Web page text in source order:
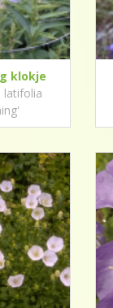
klokje
latifolia